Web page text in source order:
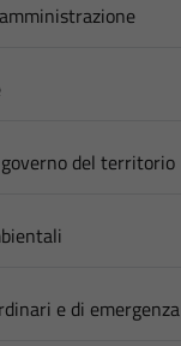
del territorio
e di emergenza